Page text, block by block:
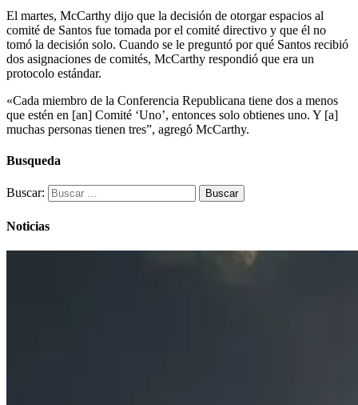
El martes, McCarthy dijo que la decisión de otorgar espacios al
comité de Santos fue tomada por el comité directivo y que él no
tomó la decisión solo. Cuando se le preguntó por qué Santos recibió
dos asignaciones de comités, McCarthy respondió que era un
protocolo estándar.
«Cada miembro de la Conferencia Republicana tiene dos a menos
que estén en [an] Comité ‘Uno’, entonces solo obtienes uno. Y [a]
muchas personas tienen tres”, agregó McCarthy.
Busqueda
Buscar:
Noticias